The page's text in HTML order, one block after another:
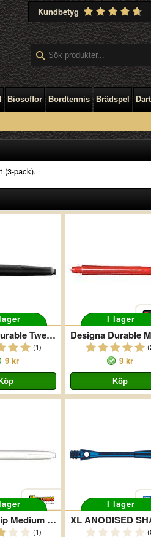
Kundbetyg
Biosoffor Bordtennis Brädspel Dart
(3-pack).
Designa Durable Tweenie Svart
(1)
9 kr
I lager
9 kr
Deflectagrip Medium Fluro White Snow
(1)
I lager